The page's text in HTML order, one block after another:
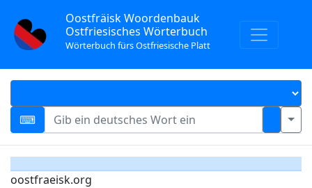
Oostfräisk Woordenbauk
Ostfriesisches Wörterbuch
Wörterbuch fürs Ostfriesische Platt
oostfraeisk.org